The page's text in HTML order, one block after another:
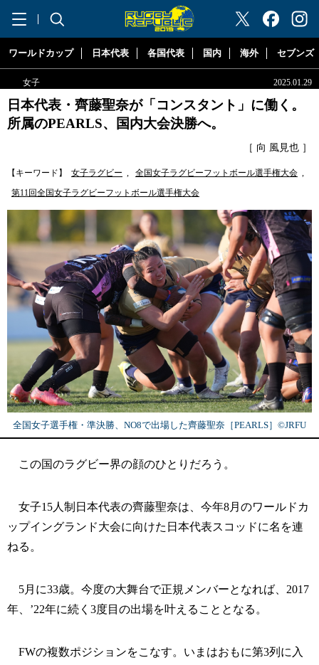
"ラグビーリパブリック"
ワールドカップ 日本代表 各国代表 国内 海外 セブンズ
女子 2025.01.29
日本代表・齊藤聖奈が「コンスタント」に働く。
所属のPEARLS、国内大会決勝へ。
［ 向 風見也 ］
【キーワード】 女子ラグビー , 全国女子ラグビーフットボール選手権大会 ,
第11回全国女子ラグビーフットボール選手権大会
全国女子選手権・準決勝、NO8で出場した齊藤聖奈［PEARLS］©︎JRFU
この国のラグビー界の顔のひとりだろう。
女子15人制日本代表の齊藤聖奈は、今年8月のワールドカ
ップイングランド大会に向けた日本代表スコッドに名を連
ねる。
5月に33歳。今度の大舞台で正規メンバーとなれば、2017
年、’22年に続く3度目の出場を叶えることとなる。
FWの複数ポジションをこなす。いまはおもに第3列に入